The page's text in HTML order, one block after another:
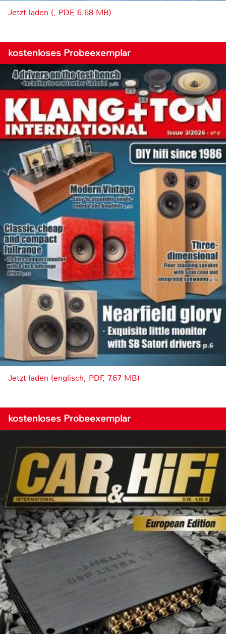
Jetzt laden (, PDF, 6.68 MB)
kostenloses Probeexemplar
Jetzt laden (englisch, PDF, 7.67 MB)
kostenloses Probeexemplar